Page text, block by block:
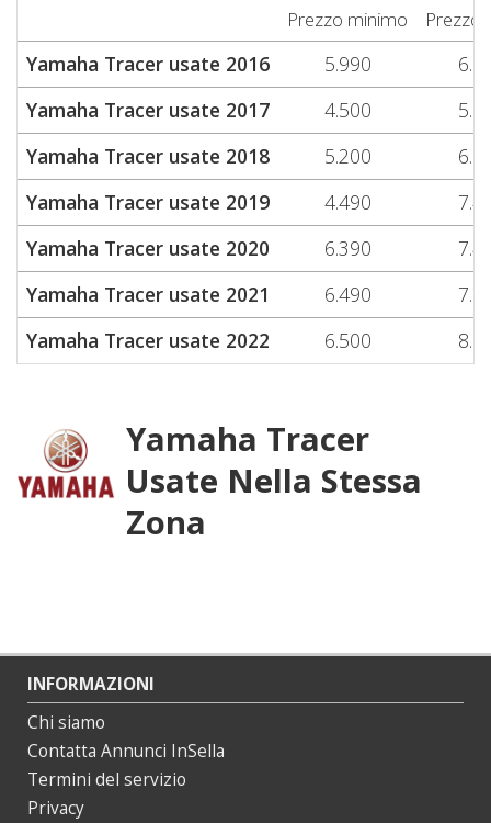
Prezzo minimo Prezzo
Yamaha Tracer usate 2016 5.990
Yamaha Tracer usate 2017
4.500
Yamaha Tracer usate 2018
5.200
Yamaha Tracer usate 2019
4.490
Yamaha Tracer usate 2020
6.390
Yamaha Tracer usate 2021
6.490
Yamaha Tracer usate 2022
6.500
Yamaha Tracer
Usate Nella Stessa
Zona
INFORMAZIONI
Chi siamo
Contatta Annunci InSella
Termini del servizio
Privacy